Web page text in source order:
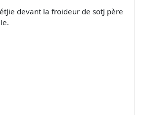
devant la froideur de sotJ père